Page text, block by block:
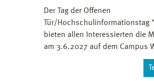
Der Tag der Offenen
Tür/Hochschulinformationstag
bieten allen Interessierten die
am 3.6.2027 auf dem Campus